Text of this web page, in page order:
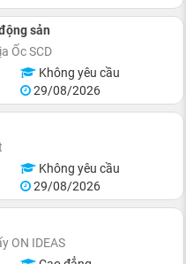
sản
Ốc SCD
Không yêu cầu
29/08/2026
Không yêu cầu
29/08/2026
ON IDEAS